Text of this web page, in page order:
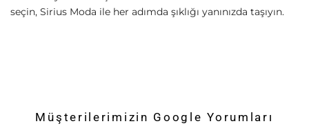
seçin, Sirius Moda ile her adımda şıklığı yanınızda taşıyın.
Müşterilerimizin Google Yorumları